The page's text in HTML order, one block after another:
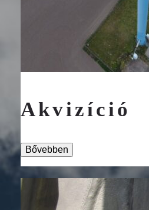
Akvizíció
Bővebben